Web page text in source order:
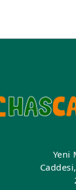
Yeni